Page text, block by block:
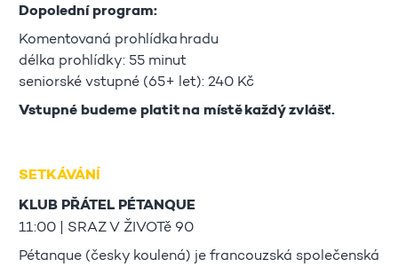
Dopolední program:
Komentovaná prohlídka hradu
délka prohlídky: 55 minut
seniorské vstupné (65+ let): 240 Kč
Vstupné budeme platit na místě každý zvlášť.
SETKÁVÁNÍ
KLUB PŘÁTEL PÉTANQUE
11:00 | SRAZ V ŽIVOTě 90
Pétanque (česky koulená) je francouzská společenská